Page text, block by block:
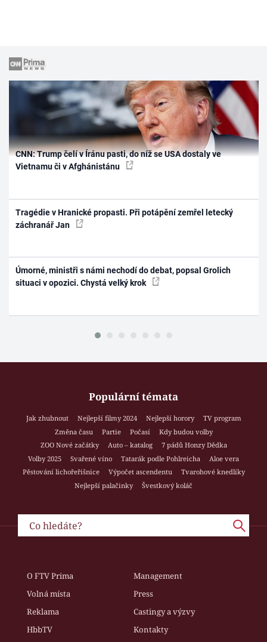
CNN: Trump čelí v Íránu pasti, do níž se USA dostaly ve
Vietnamu či v Afghánistánu
Tragédie v Hranické propasti. Při potápění zemřel letecký
záchranář Jan
Úmorné, ministři s námi nechodí do debat, popsal Grolich
situaci v opozici. Chystá velký krok
Populární témata
Jak zhubnout Nejlepší filmy 2024 Nejlepší horory
TV program
Změna času
Partie Počasí
Kdy budou volby
ZOO Nové začátky
Auto – katalog
7 pádů Honzy Dědka
Volby 2025
Svařené víno Tatarák podle Pohlreicha
Aloe vera
Pěstování lichořeřišnice
Výpočet ascendentu
Tvarohové knedlíky
Nejlepší palačinky
Švestkový koláč
O FTV Prima
Management
Volná místa
Press
Reklama
Castingy a výzvy
HbbTV
Kontakty